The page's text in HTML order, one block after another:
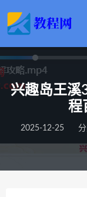
兴趣岛王溪
程
2025-12-25 分